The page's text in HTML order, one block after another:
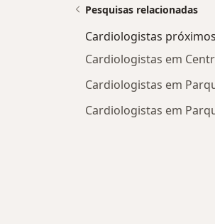
Pesquisas relacionadas
Cardiologistas próximos
Cardiologistas em
Cardiologistas em
Cardiologistas em